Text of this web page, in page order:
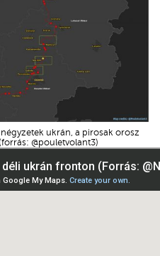
ukrán, a pirosak orosz
@pouletvolant3)